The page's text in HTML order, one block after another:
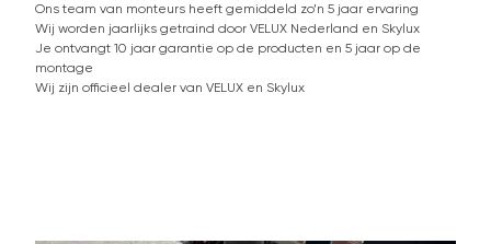
Ons team van monteurs heeft gemiddeld zo’n 5 jaar ervaring
Wij worden jaarlijks getraind door VELUX Nederland en Skylux
Je ontvangt 10 jaar garantie op de producten en 5 jaar op de
montage
Wij zijn officieel dealer van VELUX en Skylux